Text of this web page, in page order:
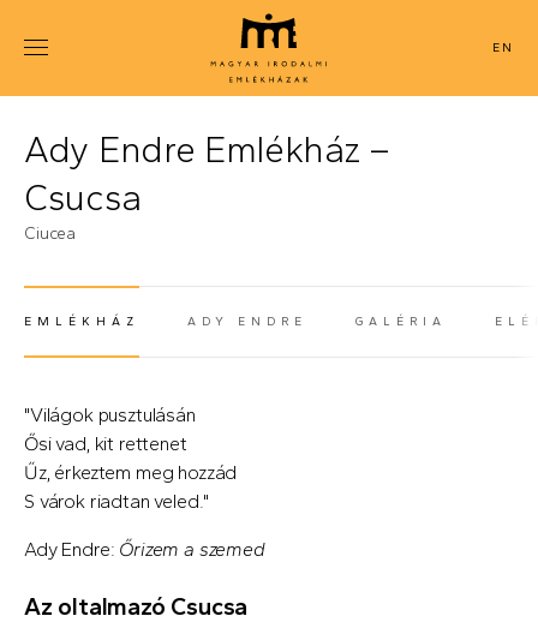
tartalomra
ENGLISH
Ady Endre Emlékház –
Csucsa
Ciucea
EMLÉKHÁZ
ADY ENDRE GALÉRIA
"Világok pusztulásán
Ősi vad, kit rettenet
Űz, érkeztem meg hozzád
S várok riadtan veled."
Ady Endre: Őrizem a szemed
Az oltalmazó Csucsa